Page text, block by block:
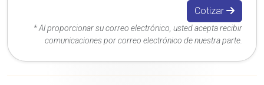
Cotizar
* Al proporcionar su correo electrónico, usted acepta recibir
comunicaciones por correo electrónico de nuestra parte.